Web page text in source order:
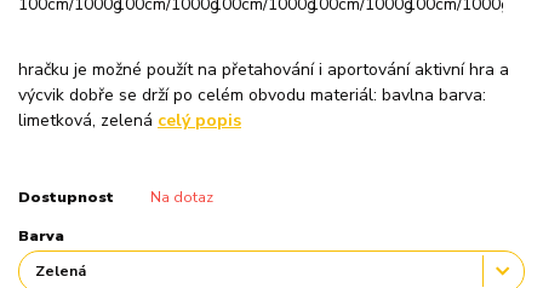
hračku je možné použít na přetahování i aportování aktivní hra a
výcvik dobře se drží po celém obvodu materiál: bavlna barva:
limetková, zelená celý popis
Dostupnost Na dotaz
Barva